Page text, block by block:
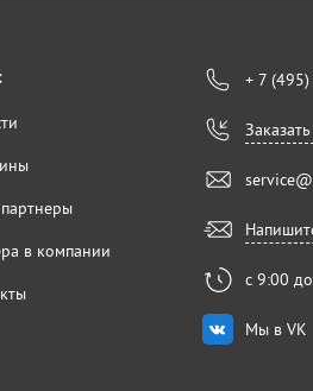
в компании
+ 7
с 9:00
Мы в VK